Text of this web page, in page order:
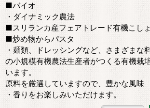
■バイオ
・ダイナミック農法
■スリランカ産フェアトレード有機こし
■炒め物からパスタ
・麺類、ドレッシングなど、さまざまな
の小規模有機農法生産者がつくる有機栽
います。
原料を厳選していますので、豊かな風味
・香りをお楽しみいただけます。